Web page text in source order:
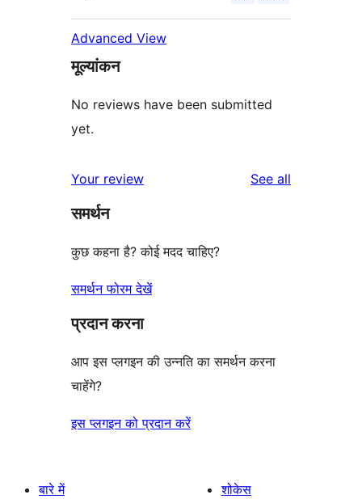
Advanced View
मूल्यांकन
No reviews have been submitted
yet.
Your review See all
समर्थन
कुछ कहना है? कोई मदद चाहिए?
समर्थन फोरम देखें
प्रदान करना
आप इस प्लगइन की उन्नति का समर्थन करना
चाहेंगे?
इस प्लगइन को प्रदान करें
बारे में
शोकेस